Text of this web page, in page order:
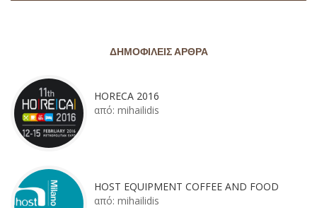
ΔΗΜΟΦΙΛΕΊΣ ΆΡΘΡΑ
HORECA 2016
από: mihailidis
HOST EQUIPMENT COFFEE AND FOOD
από: mihailidis